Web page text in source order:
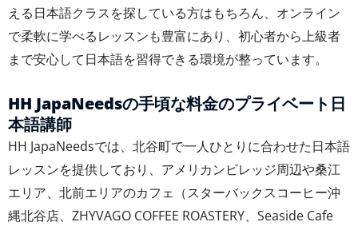
える日本語クラスを探している方はもちろん、オンライン
で柔軟に学べるレッスンも豊富にあり、初心者から上級者
まで安心して日本語を習得できる環境が整っています。
HH JapaNeedsの手頃な料金のプライベート日
本語講師
HH JapaNeedsでは、北谷町で一人ひとりに合わせた日本語
レッスンを提供しており、アメリカンビレッジ周辺や桑江
エリア、北前エリアのカフェ（スターバックスコーヒー沖
縄北谷店、ZHYVAGO COFFEE ROASTERY、Seaside Cafe